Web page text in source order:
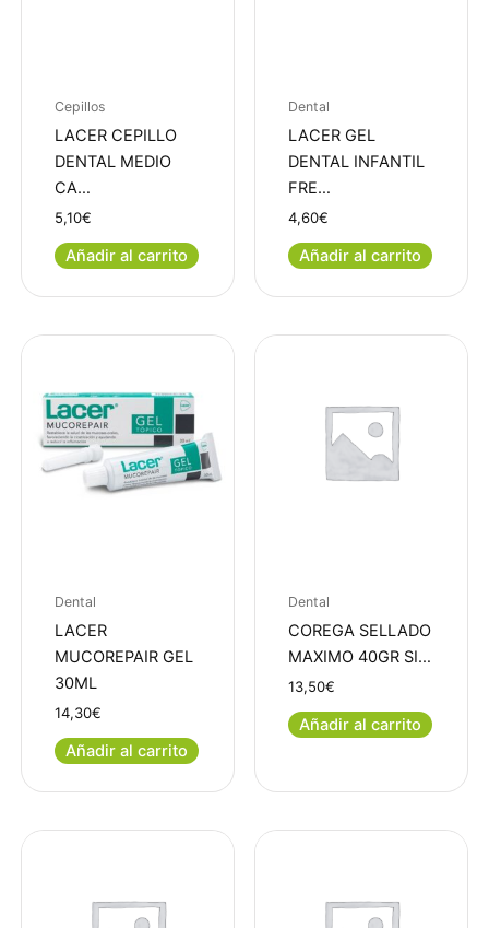
Cepillos
LACER CEPILLO
DENTAL MEDIO
CA…
5,10€
Añadir al carrito
Dental
LACER GEL
DENTAL INFANTIL
FRE…
4,60€
Añadir al carrito
Dental
LACER
MUCOREPAIR GEL
30ML
14,30€
Añadir al carrito
Dental
COREGA SELLADO
MAXIMO 40GR SI…
13,50€
Añadir al carrito